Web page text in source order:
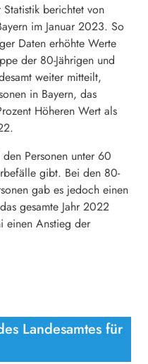
Statistik berichtet von
im Januar 2023. So
Daten erhöhte Werte
der 80-Jährigen und
weiter mitteilt,
in Bayern, das
Höheren Wert als
Personen unter 60
gibt. Bei den 80-
gab es jedoch einen
gesamte Jahr 2022
einen Anstieg der
Landesamtes für